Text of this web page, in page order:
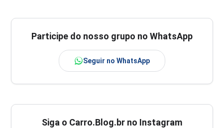
Participe do nosso grupo no WhatsApp
Seguir no WhatsApp
Siga o Carro.Blog.br no Instagram